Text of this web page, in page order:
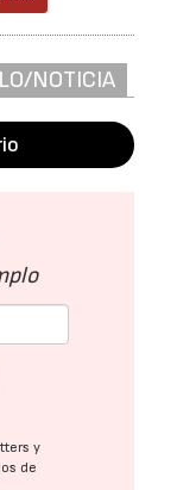
NOTICIA
y
de